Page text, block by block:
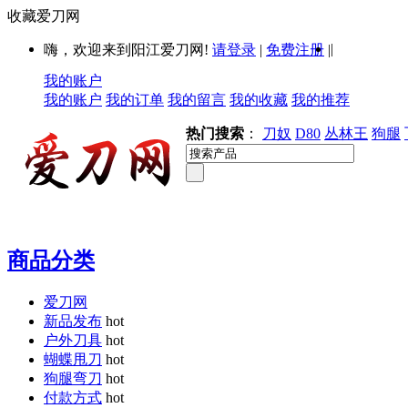
收藏爱刀网
嗨，欢迎来到阳江爱刀网! 请登录 | 免费注册 ||
我的账户
我的账户 我的订单 我的留言 我的收藏 我的推荐
热门搜索 ： 刀奴 D80 丛林王 狗腿
商品分类
爱刀网
新品发布 hot
户外刀具 hot
蝴蝶甩刀 hot
狗腿弯刀 hot
付款方式 hot